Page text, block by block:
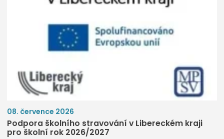
08. července 2026
Podpora školního stravování v Libereckém kraji
pro školní rok 2026/2027